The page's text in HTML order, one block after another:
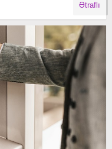
Ətraflı